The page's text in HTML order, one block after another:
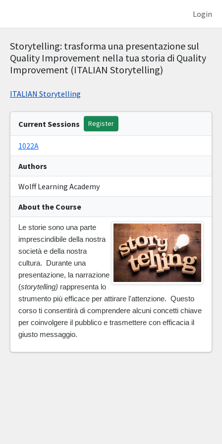
Login
Storytelling: trasforma una presentazione sul
Quality Improvement nella tua storia di Quality
Improvement (ITALIAN Storytelling)
ITALIAN Storytelling
Current Sessions Register
1022A
Authors
Wolff Learning Academy
About the Course
Le storie sono una parte
imprescindibile della nostra
società e della nostra
cultura. Durante una
presentazione, la narrazione
(storytelling) rappresenta lo
strumento più efficace per attirare l'attenzione. Questo
corso ti consentirà di comprendere alcuni concetti chiave
per coinvolgere il pubblico e trasmettere con efficacia il
giusto messaggio.